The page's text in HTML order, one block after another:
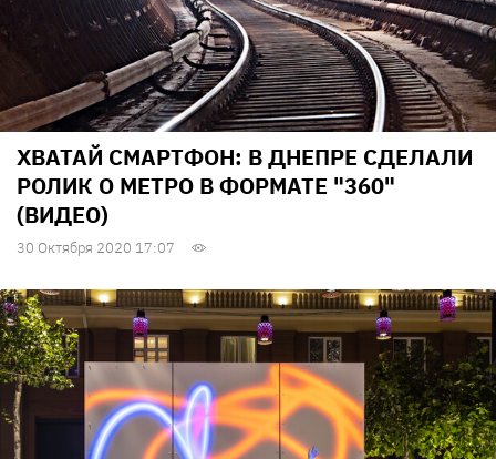
ХВАТАЙ СМАРТФОН: В ДНЕПРЕ СДЕЛАЛИ
РОЛИК О МЕТРО В ФОРМАТЕ "360"
(ВИДЕО)
30 Октября 2020 17:07